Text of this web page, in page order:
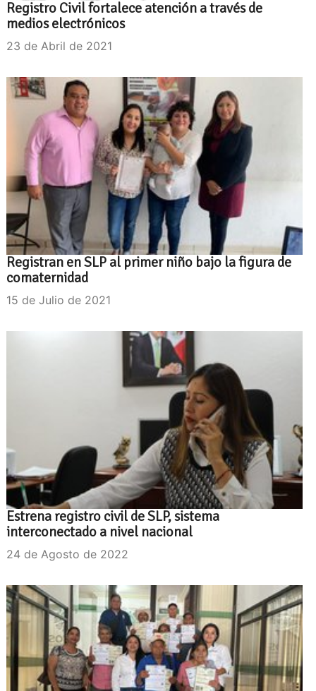
Registro Civil fortalece atención a través de
medios electrónicos
23 de Abril de 2021
Registran en SLP al primer niño bajo la figura de
comaternidad
15 de Julio de 2021
Estrena registro civil de SLP, sistema
interconectado a nivel nacional
24 de Agosto de 2022